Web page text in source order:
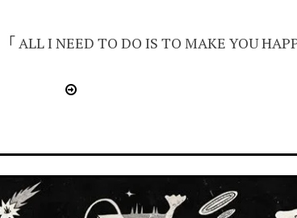
「 ALL I NEED TO DO IS TO MAKE YOU